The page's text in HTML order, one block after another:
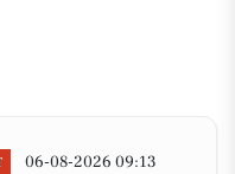
06-08-2026 09:13